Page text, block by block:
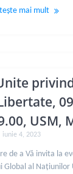
mai mult
USM,
iunie 4, 2023
de a Vă invita la
Global al Națiunilor